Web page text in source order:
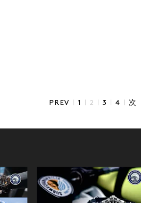
PREV | 1 | 2 | 3 | 4 | 次